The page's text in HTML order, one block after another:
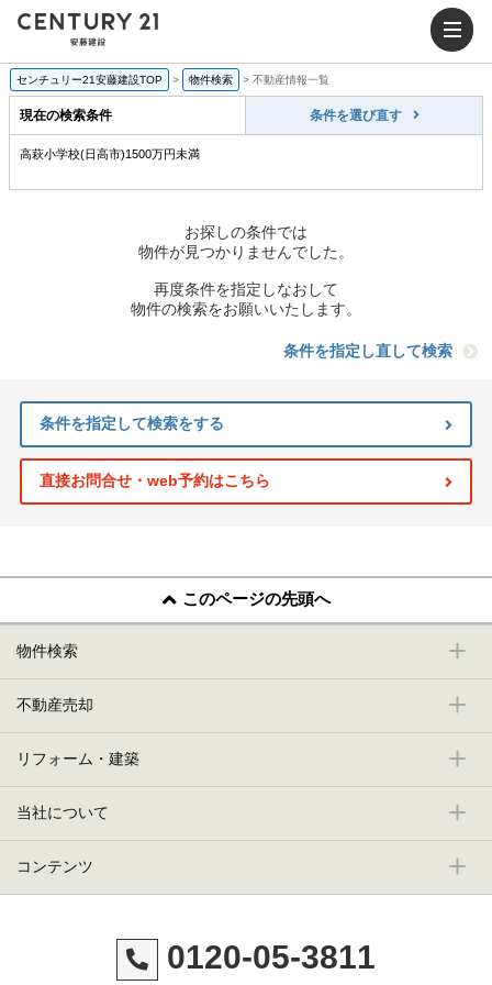
センチュリー21安藤建設TOP > 物件検索 > 不動産情報一覧
現在の検索条件 条件を選び直す
高萩小学校(日高市)1500万円未満
お探しの条件では
物件が見つかりませんでした。
再度条件を指定しなおして
物件の検索をお願いいたします。
条件を指定し直して検索
条件を指定して検索をする
直接お問合せ・web予約はこちら
このページの先頭へ
物件検索
不動産売却
リフォーム・建築
当社について
コンテンツ
0120-05-3811